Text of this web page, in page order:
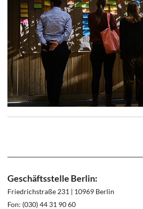
Geschäftsstelle Berlin:
Friedrichstraße 231 | 10969 Berlin
Fon: (030) 44 31 90 60